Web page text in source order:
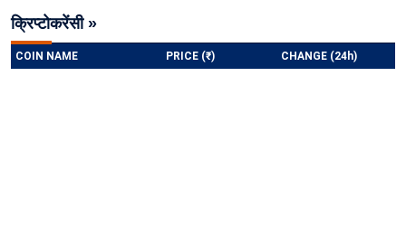
क्रिप्टोकरेंसी »